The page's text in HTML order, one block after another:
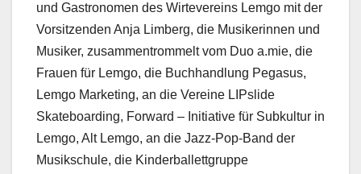
und Gastronomen des Wirtevereins Lemgo mit der
Vorsitzenden Anja Limberg, die Musikerinnen und
Musiker, zusammentrommelt vom Duo a.mie, die
Frauen für Lemgo, die Buchhandlung Pegasus,
Lemgo Marketing, an die Vereine LIPslide
Skateboarding, Forward – Initiative für Subkultur in
Lemgo, Alt Lemgo, an die Jazz-Pop-Band der
Musikschule, die Kinderballettgruppe